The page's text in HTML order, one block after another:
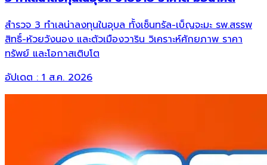
สำรวจ 3 ทำเลน่าลงทุนในอุบล ทั้งเซ็นทรัล-เบ็ญจะมะ รพ.สรรพ
สิทธิ์-ห้วยวังนอง และตัวเมืองวาริน วิเคราะห์ศักยภาพ ราคา
ทรัพย์ และโอกาสเติบโต
อัปเดต : 1 ส.ค. 2026